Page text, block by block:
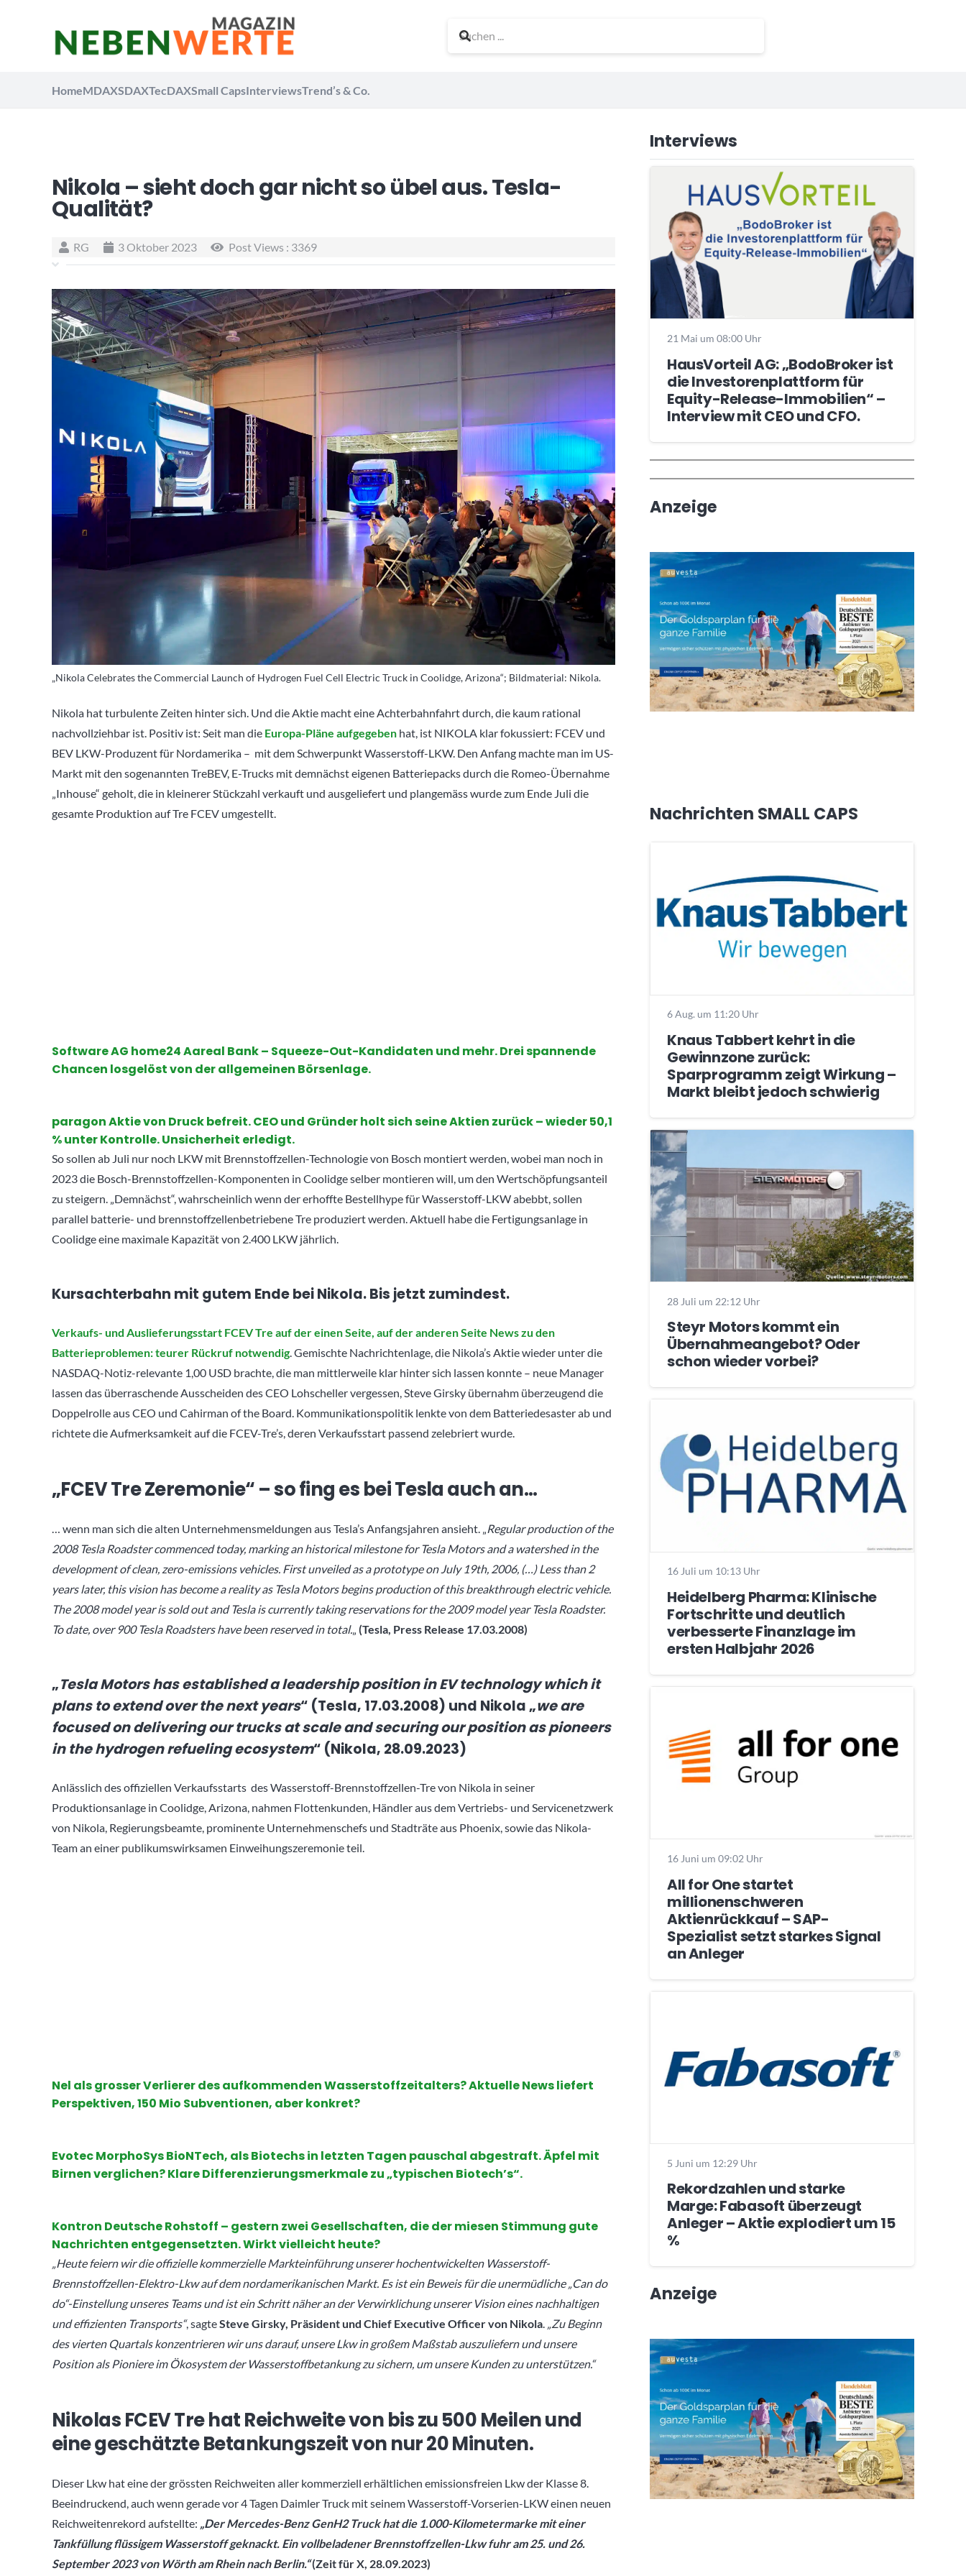
HomeMDAXSDAXTecDAXSmall CapsInterviewsTrend’s & Co.
Nikola – sieht doch gar nicht so übel aus. Tesla-
Qualität?
RG 3 Oktober 2023 Post Views : 3369
„Nikola Celebrates the Commercial Launch of Hydrogen Fuel Cell Electric Truck in Coolidge, Arizona“; Bildmaterial: Nikola.
Nikola hat turbulente Zeiten hinter sich. Und die Aktie macht eine Achterbahnfahrt durch, die kaum rational
nachvollziehbar ist. Positiv ist: Seit man die Europa-Pläne aufgegeben hat, ist NIKOLA klar fokussiert: FCEV und
BEV LKW-Produzent für Nordamerika – mit dem Schwerpunkt Wasserstoff-LKW. Den Anfang machte man im US-
Markt mit den sogenannten TreBEV, E-Trucks mit demnächst eigenen Batteriepacks durch die Romeo-Übernahme
„Inhouse“ geholt, die in kleinerer Stückzahl verkauft und ausgeliefert und plangemäss wurde zum Ende Juli die
gesamte Produktion auf Tre FCEV umgestellt.
Software AG home24 Aareal Bank – Squeeze-Out-Kandidaten und mehr. Drei spannende
Chancen losgelöst von der allgemeinen Börsenlage.
paragon Aktie von Druck befreit. CEO und Gründer holt sich seine Aktien zurück – wieder 50,1
% unter Kontrolle. Unsicherheit erledigt.
So sollen ab Juli nur noch LKW mit Brennstoffzellen-Technologie von Bosch montiert werden, wobei man noch in
2023 die Bosch-Brennstoffzellen-Komponenten in Coolidge selber montieren will, um den Wertschöpfungsanteil
zu steigern. „Demnächst“, wahrscheinlich wenn der erhoffte Bestellhype für Wasserstoff-LKW abebbt, sollen
parallel batterie- und brennstoffzellenbetriebene Tre produziert werden. Aktuell habe die Fertigungsanlage in
Coolidge eine maximale Kapazität von 2.400 LKW jährlich.
Kursachterbahn mit gutem Ende bei Nikola. Bis jetzt zumindest.
Verkaufs- und Auslieferungsstart FCEV Tre auf der einen Seite, auf der anderen Seite News zu den
Batterieproblemen: teurer Rückruf notwendig . Gemischte Nachrichtenlage, die Nikola’s Aktie wieder unter die
NASDAQ-Notiz-relevante 1,00 USD brachte, die man mittlerweile klar hinter sich lassen konnte – neue Manager
lassen das überraschende Ausscheiden des CEO Lohscheller vergessen, Steve Girsky übernahm überzeugend die
Doppelrolle aus CEO und Cahirman of the Board. Kommunikationspolitik lenkte von dem Batteriedesaster ab und
richtete die Aufmerksamkeit auf die FCEV-Tre’s, deren Verkaufsstart passend zelebriert wurde.
„FCEV Tre Zeremonie“ – so fing es bei Tesla auch an…
… wenn man sich die alten Unternehmensmeldungen aus Tesla’s Anfangsjahren ansieht. „
Regular production of the
2008 Tesla Roadster commenced today, marking an historical milestone for Tesla Motors and a watershed in the
development of clean, zero-emissions vehicles. First unveiled as a prototype on July 19th, 2006, (…) Less than 2
years later, this vision has become a reality as Tesla Motors begins production of this breakthrough electric vehicle.
The 2008 model year is sold out and Tesla is currently taking reservations for the 2009 model year Tesla Roadster.
To date, over 900 Tesla Roadsters have been reserved in total. (Tesla, Press Release 17.03.2008)
„Tesla Motors has established a leadership position in EV technology which it
plans to extend over the next years“ (Tesla, 17.03.2008) und Nikola „we are
focused on delivering our trucks at scale and securing our position as pioneers
in the hydrogen refueling ecosystem“ (Nikola, 28.09.2023)
Anlässlich des offiziellen Verkaufsstarts des Wasserstoff-Brennstoffzellen-Tre von Nikola in seiner
Produktionsanlage in Coolidge, Arizona, nahmen Flottenkunden, Händler aus dem Vertriebs- und Servicenetzwerk
von Nikola, Regierungsbeamte, prominente Unternehmenschefs und Stadträte aus Phoenix, sowie das Nikola-
Team an einer publikumswirksamen Einweihungszeremonie teil.
Nel als grosser Verlierer des aufkommenden Wasserstoffzeitalters? Aktuelle News liefert
Perspektiven, 150 Mio Subventionen, aber konkret?
Evotec MorphoSys BioNTech, als Biotechs in letzten Tagen pauschal abgestraft. Äpfel mit
Birnen verglichen? Klare Differenzierungsmerkmale zu „typischen Biotech’s“.
Kontron Deutsche Rohstoff – gestern zwei Gesellschaften, die der miesen Stimmung gute
Nachrichten entgegensetzten. Wirkt vielleicht heute?
„Heute feiern wir die offizielle kommerzielle Markteinführung unserer hochentwickelten Wasserstoff-
Brennstoffzellen-Elektro-Lkw auf dem nordamerikanischen Markt. Es ist ein Beweis für die unermüdliche „Can do
do“-Einstellung unseres Teams und ist ein Schritt näher an der Verwirklichung unserer Vision eines nachhaltigen
und effizienten Transports“, sagteSteve Girsky, Präsident und Chief Executive Officer von Nikola
„Zu Beginn
des vierten Quartals konzentrieren wir uns darauf, unsere Lkw in großem Maßstab auszuliefern und unsere
Position als Pioniere im Ökosystem der Wasserstoffbetankung zu sichern, um unsere Kunden zu unterstützen.“
Nikolas FCEV Tre hat Reichweite von bis zu 500 Meilen und
eine geschätzte Betankungszeit von nur 20 Minuten.
Dieser Lkw hat eine der grössten Reichweiten aller kommerziell erhältlichen emissionsfreien Lkw der Klasse 8.
Beeindruckend, auch wenn gerade vor 4 Tagen Daimler Truck mit seinem Wasserstoff-Vorserien-LKW einen neuen
Reichweitenrekord aufstellte: „Der Mercedes-Benz GenH2 Truck hat die 1.000-Kilometermarke mit einer
Tankfüllung flüssigem Wasserstoff geknackt. Ein vollbeladener Brennstoffzellen-Lkw fuhr am 25. und 26.
September 2023 von Wörth am Rhein nach Berlin.“(Zeit für X, 28.09.2023)
Interviews
21 Mai um 08:00 Uhr
HausVorteil AG: „BodoBroker ist
die Investorenplattform für
Equity-Release-Immobilien“ –
Interview mit CEO und CFO.
Wochenrückblick
Trendthemen
Anzeige
Nachrichten SMALL CAPS
6 Aug. um 11:20 Uhr
Knaus Tabbert kehrt in die
Gewinnzone zurück:
Sparprogramm zeigt Wirkung –
Markt bleibt jedoch schwierig
28 Juli um 22:12 Uhr
Steyr Motors kommt ein
Übernahmeangebot? Oder
schon wieder vorbei?
16 Juli um 10:13 Uhr
Heidelberg Pharma: Klinische
Fortschritte und deutlich
verbesserte Finanzlage im
ersten Halbjahr 2026
16 Juni um 09:02 Uhr
All for One startet
millionenschweren
Aktienrückkauf – SAP-
Spezialist setzt starkes Signal
an Anleger
5 Juni um 12:29 Uhr
Rekordzahlen und starke
Marge: Fabasoft überzeugt
Anleger – Aktie explodiert um 15
%
Anzeige